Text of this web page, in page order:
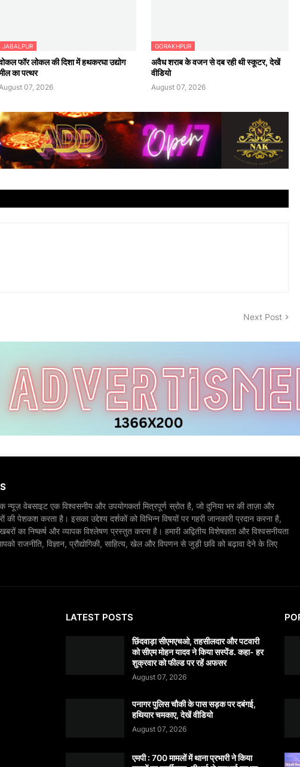
JABALPUR
फॉर लोकल की दिशा में हथकरघा उद्योग
का पत्थर
07, 2026
GORAKHPUR
अवैध शराब के वजन से दब रही थी स्कूटर, देखें
वीडियो
August 07, 2026
Next Post
वेबसाइट एक विश्वसनीय और उपयोगकर्ता मित्रपूर्ण स्रोत है, जो दुनिया भर की ताज़ा और
की पेशकश करता है। इसका उद्देश्य दर्शकों को विभिन्न विषयों पर गहरी जानकारी प्रदान करना है,
का निष्कर्ष और व्यापक विश्लेषण प्रस्तुत करना है। हमारी अद्वितीय विशेषज्ञता और विश्वसनीयता
राजनीति, विज्ञान, प्रौद्योगिकी, साहित्य, खेल और विपणन से जुड़ी छवि को बढ़ावा देने के लिए
LATEST POSTS
छिंदवाड़ा सीएमएचओ, तहसीलदार और पटवारी
को सीएम मोहन यादव ने किया सस्पेंड. कहा- हर
शुक्रवार को फील्ड पर रहें अफसर
August 07, 2026
पनागर पुलिस चौकी के पास सड़क पर दबंगई,
हथियार चमकाए, देखें वीडियो
August 07, 2026
एमपी : 700 मामलों में थाना प्रभारी ने किया